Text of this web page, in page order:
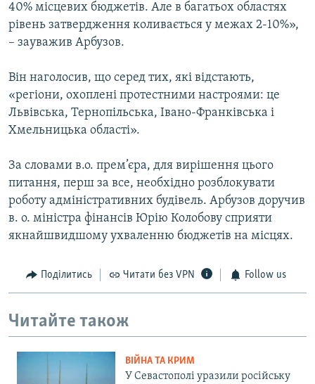
40% місцевих бюджетів. Але в багатьох областях
рівень затвердження коливається у межах 2-10%»,
– зауважив Арбузов.
Він наголосив, що серед тих, які відстають,
«регіони, охоплені протестними настроями: це
Львівська, Тернопільська, Івано-Франківська і
Хмельницька області».
За словами в.о. прем’єра, для вирішення цього
питання, перш за все, необхідно розблокувати
роботу адміністративних будівель. Арбузов доручив
в. о. міністра фінансів Юрію Колобову сприяти
якнайшвидшому ухваленню бюджетів на місцях.
Поділитись Читати без VPN Follow us
Читайте також
ВІЙНА ТА КРИМ
У Севастополі уразили російську